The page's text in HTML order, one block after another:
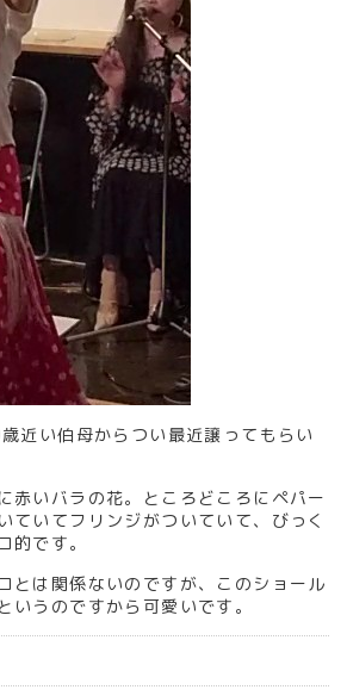
近い伯母からつい最近譲ってもらい
赤いバラの花。ところどころにペパー
ていてフリンジがついていて、びっく
的です。
とは関係ないのですが、このショール
いうのですから可愛いです。